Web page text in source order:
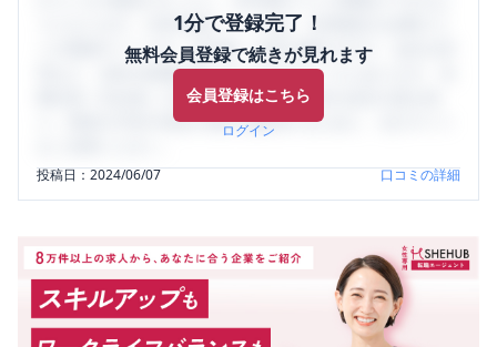
1分で登録完了！
無料会員登録で続きが見れます
会員登録はこちら
ログイン
うになります。SHEHUB(シーハブ)は、女性限定の企業口コ
ミの投稿サイトです。給与面・女性の働きやすさ・会社の評
判など、女性の転職は気にすべき点がたくさんあります。先
輩社員（元社員）の口コミを通して、本当の会社の姿を知
り、将来の不安や現在の悩みを解消するために、ぜひサイト
投稿日：2024/06/07 口コミの詳細